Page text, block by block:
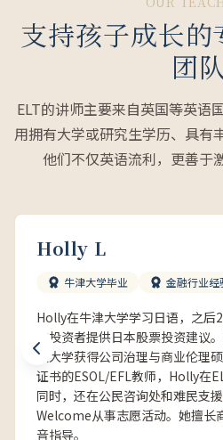
支持孩子成长
团
ELT的讲师主要来自英国等英语
用拥有大学或研究生学历、具有
他们不仅英语流利，更善于
Holly L
牛津大学毕业 金融行业经
Holly在牛津大学学习日语，之后
构投资者提供日本股票投资建议
敦大学获得公司治理与商业伦理
证书的ESOL/EFL教师，Holly在
同时，还在公民咨询处和难民支
Welcome从事志愿活动。她擅长
音指导。